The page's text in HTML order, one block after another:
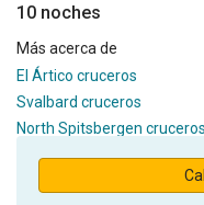
10 noches
Más acerca de
El Ártico cruceros
Svalbard cruceros
North Spitsbergen cruceros